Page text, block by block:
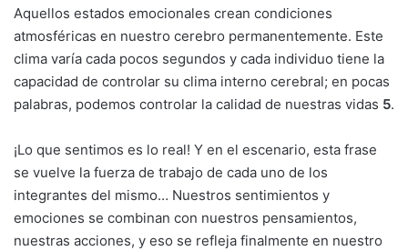
Aquellos estados emocionales crean condiciones
atmosféricas en nuestro cerebro permanentemente. Este
clima varía cada pocos segundos y cada individuo tiene la
capacidad de controlar su clima interno cerebral; en pocas
palabras, podemos controlar la calidad de nuestras vidas 5.
¡Lo que sentimos es lo real! Y en el escenario, esta frase
se vuelve la fuerza de trabajo de cada uno de los
integrantes del mismo… Nuestros sentimientos y
emociones se combinan con nuestros pensamientos,
nuestras acciones, y eso se refleja finalmente en nuestro